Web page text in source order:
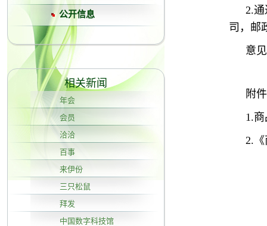
公开信息
相关新闻
年会
会员
洽洽
百事
来伊份
三只松鼠
拜发
中国数字科技馆
2.
司，邮
意
附
1.
2.